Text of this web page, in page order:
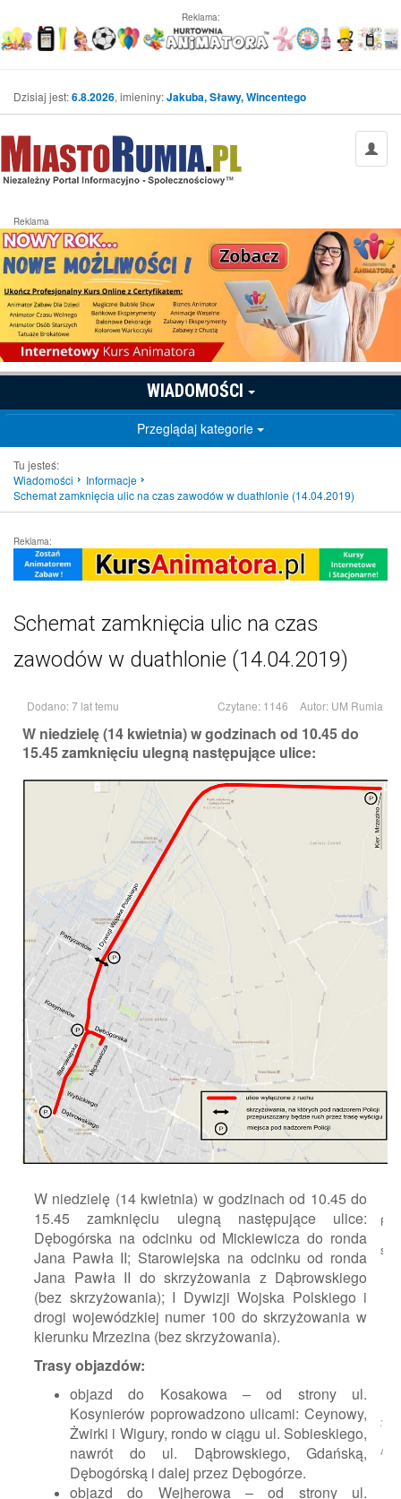
Reklama:
Dzisiaj jest:6.8.2026, imieniny:Jakuba, Sławy, Wincentego
Reklama
WIADOMOŚCI
Przeglądaj kategorie
Tu jesteś:
Wiadomości
Informacje
Schemat zamknięcia ulic na czas zawodów w duathlonie (14.04.2019)
Reklama:
Schemat zamknięcia ulic na czas
zawodów w duathlonie (14.04.2019)
Dodano: 7 lat temu Czytane: 1146 Autor: UM Rumia
W niedzielę (14 kwietnia) w godzinach od 10.45 do
15.45 zamknięciu ulegną następujące ulice:
W niedzielę (14 kwietnia) w godzinach od 10.45 do
15.45 zamknięciu ulegną następujące ulice:
Dębogórska na odcinku od Mickiewicza do ronda
Jana Pawła II; Starowiejska na odcinku od ronda
Jana Pawła II do skrzyżowania z Dąbrowskiego
(bez skrzyżowania); I Dywizji Wojska Polskiego i
drogi wojewódzkiej numer 100 do skrzyżowania w
kierunku Mrzezina (bez skrzyżowania).
Trasy objazdów:
objazd do Kosakowa – od strony ul.
Kosynierów poprowadzono ulicami: Ceynowy,
Żwirki i Wigury, rondo w ciągu ul. Sobieskiego,
nawrót do ul. Dąbrowskiego, Gdańską,
Dębogórską i dalej przez Dębogórze.
objazd do Wejherowa – od strony ul.
się:
Źródło:
Rumia.eu